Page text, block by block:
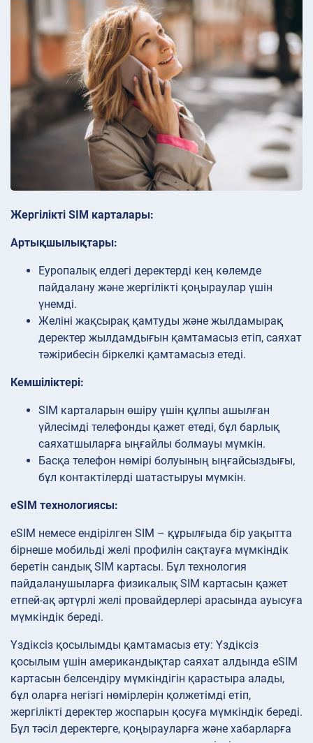
Жергілікті SIM карталары:
Артықшылықтары:
Еуропалық елдегі деректерді кең көлемде
пайдалану және жергілікті қоңыраулар үшін
үнемді.
Желіні жақсырақ қамтуды және жылдамырақ
деректер жылдамдығын қамтамасыз етіп, саяхат
тәжірибесін біркелкі қамтамасыз етеді.
Кемшіліктері:
SIM карталарын өшіру үшін құлпы ашылған
үйлесімді телефонды қажет етеді, бұл барлық
саяхатшыларға ыңғайлы болмауы мүмкін.
Басқа телефон нөмірі болуының ыңғайсыздығы,
бұл контактілерді шатастыруы мүмкін.
eSIM технологиясы:
eSIM немесе ендірілген SIM – құрылғыда бір уақытта
бірнеше мобильді желі профилін сақтауға мүмкіндік
беретін сандық SIM картасы. Бұл технология
пайдаланушыларға физикалық SIM картасын қажет
етпей-ақ әртүрлі желі провайдерлері арасында ауысуға
мүмкіндік береді.
Үздіксіз қосылымды қамтамасыз ету: Үздіксіз
қосылым үшін американдықтар саяхат алдында eSIM
картасын белсендіру мүмкіндігін қарастыра алады,
бұл оларға негізгі нөмірлерін қолжетімді етіп,
жергілікті деректер жоспарын қосуға мүмкіндік береді.
Бұл тәсіл деректерге, қоңырауларға және хабарларға